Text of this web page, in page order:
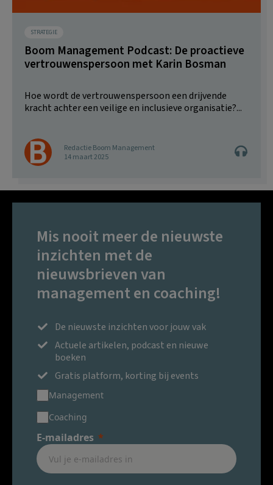
STRATEGIE
Boom Management Podcast: De proactieve
vertrouwenspersoon met Karin Bosman
Hoe wordt de vertrouwenspersoon een drijvende
kracht achter een veilige en inclusieve organisatie?...
Redactie Boom Management
14 maart 2025
Mis nooit meer de nieuwste
inzichten met de
nieuwsbrieven van
management en coaching!
De nieuwste inzichten voor jouw vak
Actuele artikelen, podcast en nieuwe
boeken
Gratis platform, korting bij events
Management
Coaching
E-mailadres